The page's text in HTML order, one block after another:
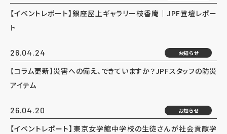
【イベントレポート】銀座屋上ギャラリー枝香庵｜JPF登壇レポー
ト
26.04.24 お知らせ
【コラム更新】災害への備え、できていますか？JPFスタッフの防災
アイテム
26.04.20 お知らせ
【イベントレポート】東京女学館中学校の生徒さんが社会貢献学